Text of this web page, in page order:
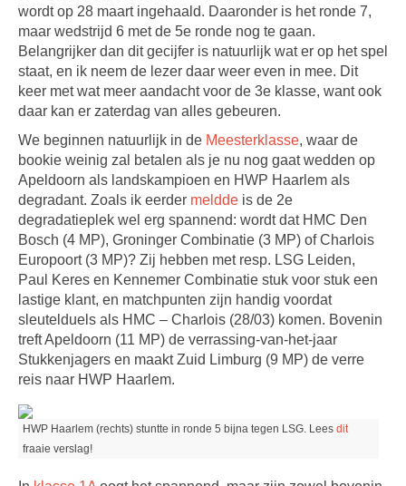
wordt op 28 maart ingehaald. Daaronder is het ronde 7,
maar wedstrijd 6 met de 5e ronde nog te gaan.
Belangrijker dan dit gecijfer is natuurlijk wat er op het spel
staat, en ik neem de lezer daar weer even in mee. Dit
keer met wat meer aandacht voor de 3e klasse, want ook
daar kan er zaterdag van alles gebeuren.
We beginnen natuurlijk in de Meesterklasse, waar de
bookie weinig zal betalen als je nu nog gaat wedden op
Apeldoorn als landskampioen en HWP Haarlem als
degradant. Zoals ik eerder meldde is de 2e
degradatieplek wel erg spannend: wordt dat HMC Den
Bosch (4 MP), Groninger Combinatie (3 MP) of Charlois
Europoort (3 MP)? Zij hebben met resp. LSG Leiden,
Paul Keres en Kennemer Combinatie stuk voor stuk een
lastige klant, en matchpunten zijn handig voordat
sleutelduels als HMC – Charlois (28/03) komen. Bovenin
treft Apeldoorn (11 MP) de verrassing-van-het-jaar
Stukkenjagers en maakt Zuid Limburg (9 MP) de verre
reis naar HWP Haarlem.
HWP Haarlem (rechts) stuntte in ronde 5 bijna tegen LSG. Lees dit
fraaie verslag!